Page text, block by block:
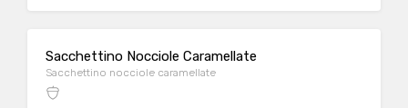
Sacchettino Nocciole Caramellate
Sacchettino nocciole caramellate